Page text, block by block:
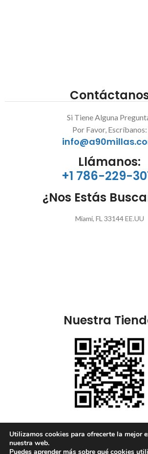
Si Tiene Alguna
Por Favor, Escríbanos:
Llámanos:
+1 786-229-
¿Nos Estás
Miami, FL 33144 EE.UU
Nuestra
Nuestras
Utilizamos cookies para ofrecerte la mejor
nuestra web.
Puedes aprender más sobre qué cookies